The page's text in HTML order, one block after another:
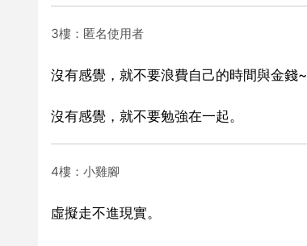
3樓：匿名使用者
沒有感覺，就不要浪費自己的時間與金錢~
沒有感覺，就不要勉強在一起。
4樓：小雞腳
虛擬走不進現實。